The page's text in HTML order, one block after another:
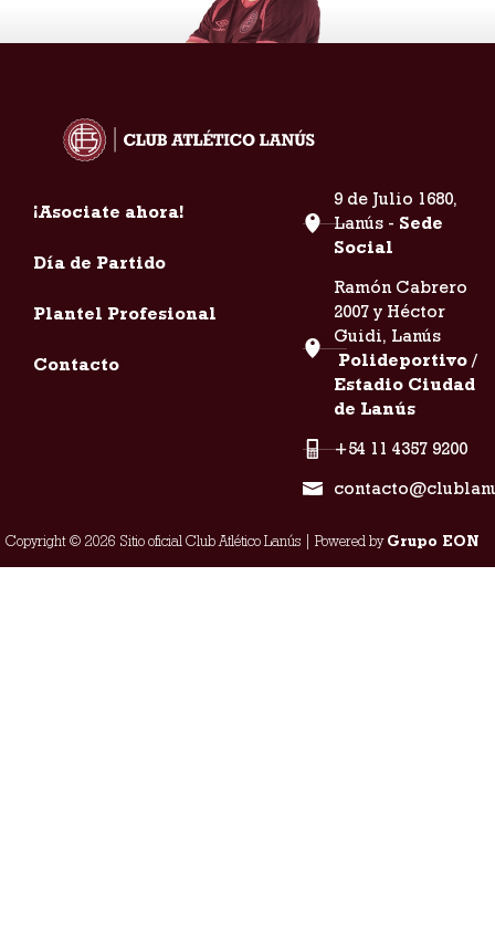
¡Asociate ahora!
Día de Partido
Plantel Profesional
Contacto
9 de Julio 1680,
Lanús - Sede
Social
Ramón Cabrero
2007 y Héctor
Guidi, Lanús
Polideportivo /
Estadio Ciudad
de Lanús
+54 11 4357 9200
Copyright © 2026 Sitio oficial Club Atlético Lanús | Powered byGrupo EON